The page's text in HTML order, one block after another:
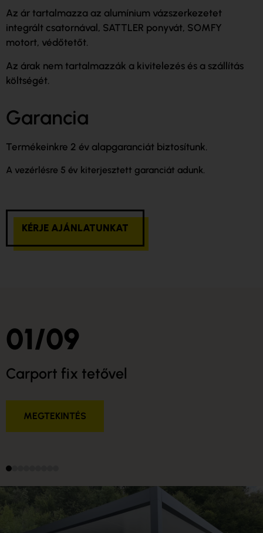
Az ár tartalmazza az alumínium vázszerkezetet
integrált csatornával, SATTLER ponyvát, SOMFY
motort, védőtetőt.
Az árak nem tartalmazzák a kivitelezés és a szállítás
költségét.
Garancia
Termékeinkre 2 év alapgaranciát biztosítunk.
A vezérlésre 5 év kiterjesztett garanciát adunk.
KÉRJE AJÁNLATUNKAT
01/09
Carport fix tetővel
MEGTEKINTÉS